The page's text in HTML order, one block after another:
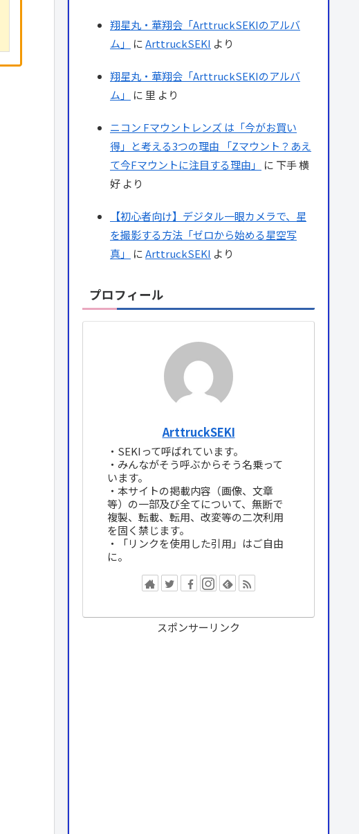
翔星丸・華翔会「ArttruckSEKIのアルバ
ム」
にArttruckSEKI より
翔星丸・華翔会「ArttruckSEKIのアルバ
ム」
に 里 より
ニコン Fマウントレンズ は「今がお買い
得」と考える3つの理由 「Zマウント？あえ
て今Fマウントに注目する理由」
に 下手 横
好 より
【初心者向け】デジタル一眼カメラで、星
を撮影する方法「ゼロから始める星空写
真」
にArttruckSEKI より
プロフィール
ArttruckSEKI
・SEKIって呼ばれています。
・みんながそう呼ぶからそう名乗って
います。
・本サイトの掲載内容（画像、文章
等）の一部及び全てについて、無断で
複製、転載、転用、改変等の二次利用
を固く禁じます。
・「リンクを使用した引用」はご自由
に。
スポンサーリンク